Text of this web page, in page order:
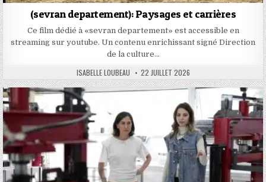
(sevran departement): Paysages et carrières
Ce film dédié à «sevran departement» est accessible en
streaming sur youtube. Un contenu enrichissant signé Direction
de la culture…
AUTHOR:
ISABELLE LOUBEAU PUBLISHED
DATE:
22 JUILLET 2026